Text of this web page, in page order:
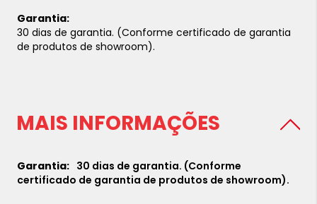
Garantia:
30 dias de garantia. (Conforme certificado de garantia
de produtos de showroom).
MAIS INFORMAÇÕES
30 dias de garantia. (Conforme
certificado de garantia de produtos de showroom).